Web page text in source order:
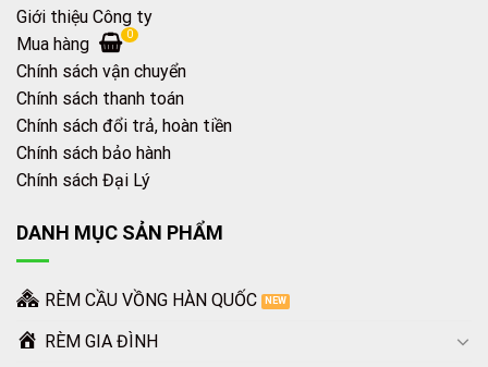
Giới thiệu Công ty
Mua hàng
0
Chính sách vận chuyển
Chính sách thanh toán
Chính sách đổi trả, hoàn tiền
Chính sách bảo hành
Chính sách Đại Lý
DANH MỤC SẢN PHẨM
RÈM CẦU VỒNG HÀN QUỐC
RÈM GIA ĐÌNH